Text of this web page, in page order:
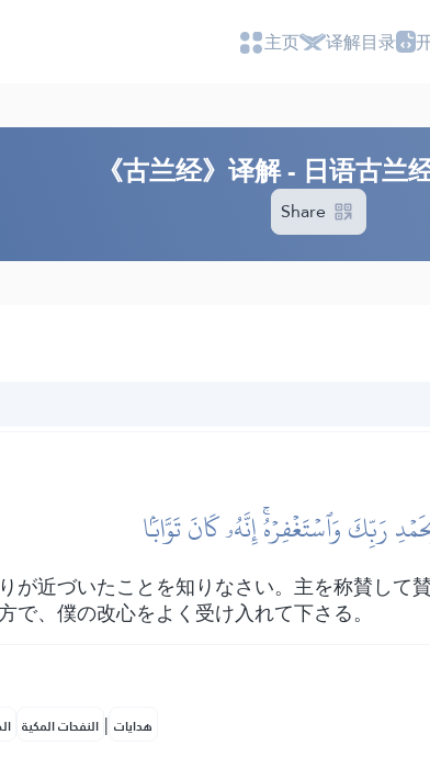
主页 译解目录
《古兰经》译解 - 日语古兰
Share
رَبِّكَ وَٱسۡتَغۡفِرۡهُۚ إِنَّهُۥ كَانَ تَوَّابَۢا
が近づいたことを知りなさい。主を称賛して
で、僕の改心をよく受け入れて下さる。
النفحات المكية | هدايات